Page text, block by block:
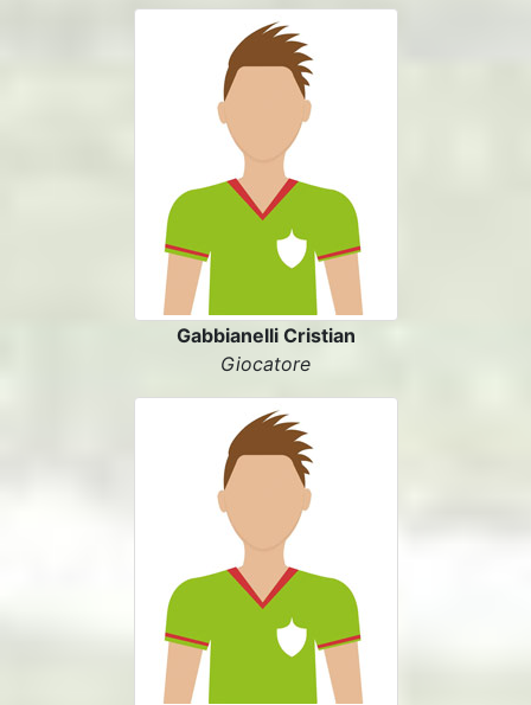
Gabbianelli Cristian
Giocatore